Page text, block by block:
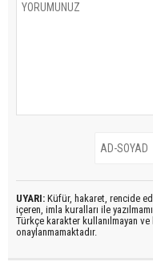
UYARI: Küfür, hakaret, rencide
içeren, imla kuralları ile
Türkçe karakter kullanılmayan
onaylanmamaktadır.